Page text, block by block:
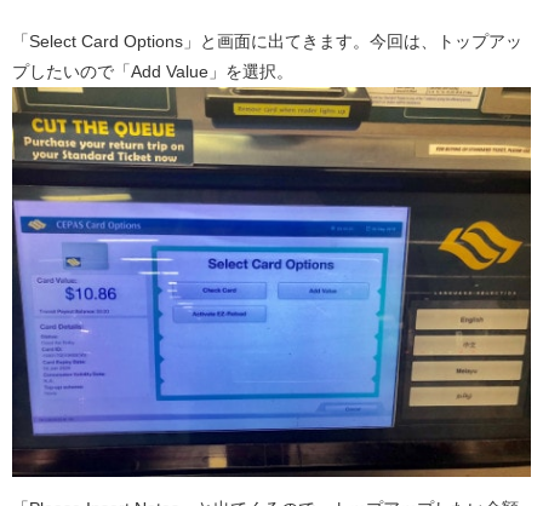
「Select Card Options」と画面に出てきます。今回は、トップアッ
プしたいので「Add Value」を選択。